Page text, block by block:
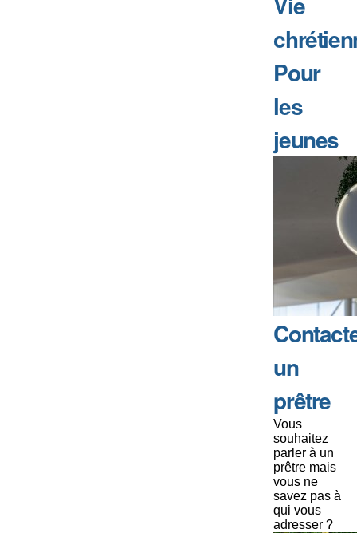
Pour
les
jeunes
un
prêtre
Vous
souhaitez
parler à un
prêtre mais
vous ne
savez pas à
qui vous
adresser ?